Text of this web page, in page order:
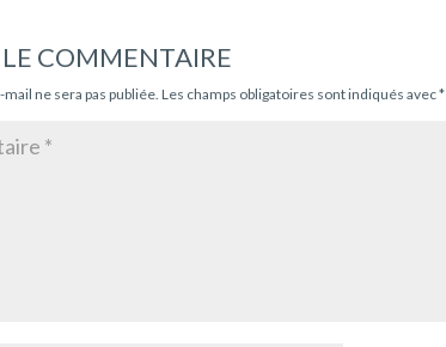
LE COMMENTAIRE
ne sera pas publiée. Les champs obligatoires sont indiqués avec*